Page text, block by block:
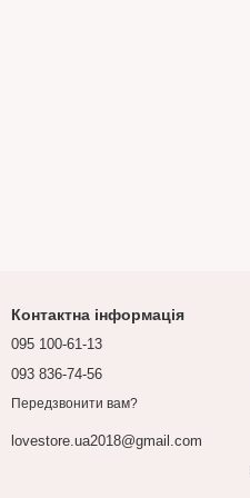
Контактна інформація
095 100-61-13
093 836-74-56
Передзвонити вам?
lovestore.ua2018@gmail.com